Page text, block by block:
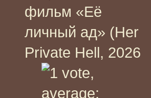
фильм «Её
личный ад» (Her
Private Hell, 2026